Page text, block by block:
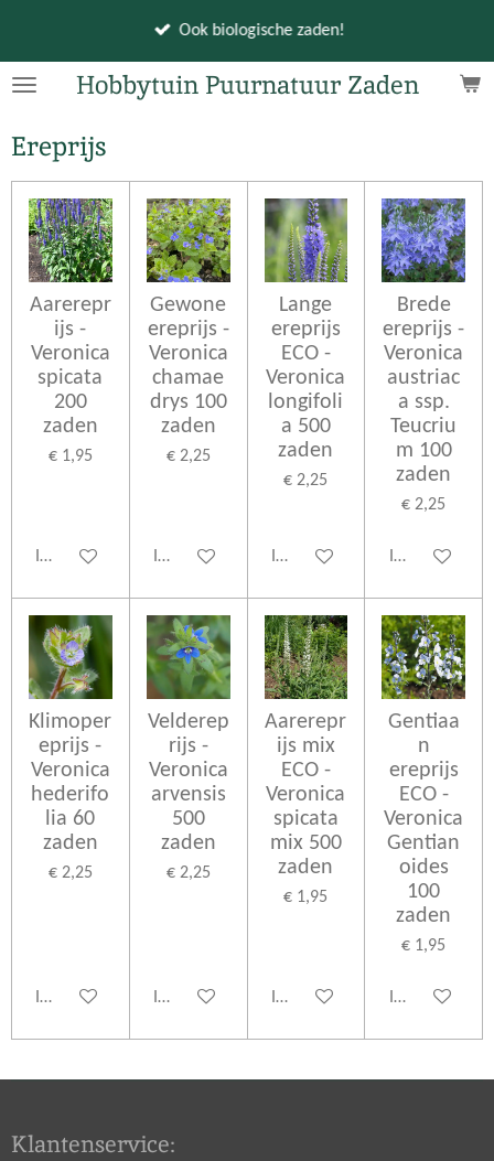
naar
Hobbytuin Puurnatuur Zaden
Ook biologische zaden!
Ereprijs
Aarerepr
ijs -
Veronica
spicata
200
zaden
€ 1,95
In winkelwagen
Gewone
ereprijs -
Veronica
chamae
drys 100
zaden
€ 2,25
In winkelwagen
Lange
ereprijs
ECO -
Veronica
longifoli
a 500
zaden
€ 2,25
In winkelwagen
Brede
ereprijs -
Veronica
austriac
a ssp.
Teucriu
m 100
zaden
€ 2,25
In
Klimoper
eprijs -
Veronica
hederifo
lia 60
zaden
€ 2,25
In winkelwagen
Velderep
rijs -
Veronica
arvensis
500
zaden
€ 2,25
In winkelwagen
Aarerepr
ijs mix
ECO -
Veronica
spicata
mix 500
zaden
€ 1,95
In winkelwagen
Gentiaa
n
ereprijs
ECO -
Veronica
Gentian
oides
100
zaden
€ 1,95
In
Klantenservice: